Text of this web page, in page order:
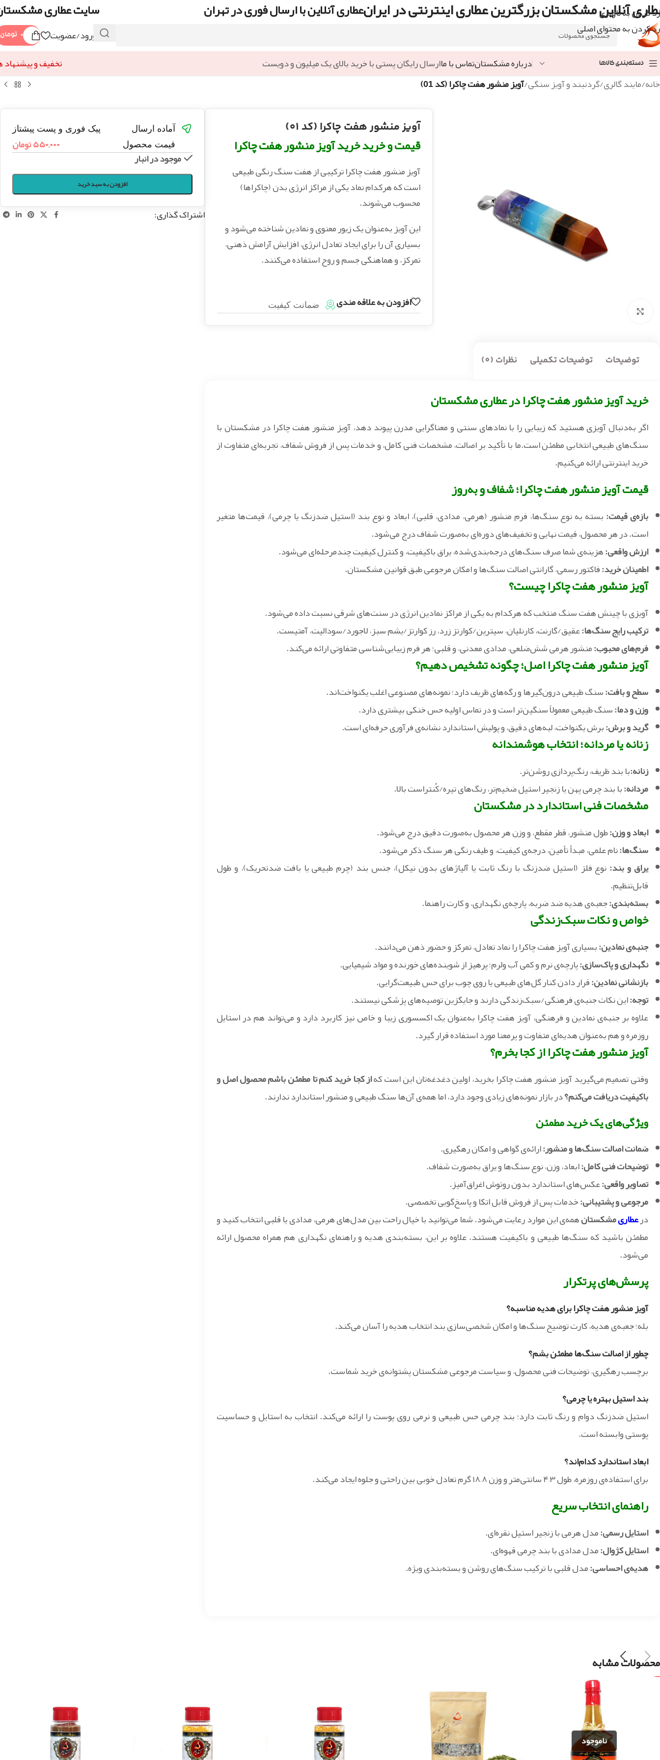
رد کردن به ناوبری
رد کردن به محتوای اصلی
آنلاین مشکستان بزرگترین عطاری اینترنتی در ایرانعطاری آنلاین با ارسال فوری در تهران سایت عطاری
ورود/عضویت ۰ تومان
دسته‌بندی کالاها درباره مشکستانتماس با ماارسال رایگان پستی با خرید بالای یک میلیون و دویست
تخفیف و پیشنهاد
خانه/مایند گالری/گردنبند و آویز سنگی/آویز منشور هفت چاکرا (کد 01)
آویز منشور هفت چاکرا (کد 01)
قیمت و خرید خرید آویز منشور هفت چاکرا
آویز منشور هفت چاکرا ترکیبی از هفت سنگ رنگی طبیعی
است که هرکدام نماد یکی از مراکز انرژی بدن (چاکراها)
محسوب می‌شوند.
این آویز به‌عنوان یک زیور معنوی و نمادین شناخته می‌شود و
بسیاری آن را برای ایجاد تعادل انرژی، افزایش آرامش ذهنی،
تمرکز، و هماهنگی جسم و روح استفاده می‌کنند.
افزودن به علاقه مندی ضمانت کیفیت
توضیحات توضیحات تکمیلی نظرات (0)
خرید آویز منشور هفت چاکرا در عطاری مشکستان
اگر به‌دنبال آویزی هستید که زیبایی را با نمادهای سنتی و معناگرایی مدرن پیوند دهد، آویز منشور هفت چاکرا در مشکستان با
سنگ‌های طبیعی انتخابی مطمئن است.ما با تأکید بر اصالت، مشخصات فنی کامل، و خدمات پس از فروش شفاف، تجربه‌ای متفاوت از
خرید اینترنتی ارائه می‌کنیم.
قیمت آویز منشور هفت چاکرا؛ شفاف و به‌روز
بازه‌ی قیمت:بسته به نوع سنگ‌ها، فرم منشور (هرمی، مدادی، قلبی)، ابعاد و نوع بند (استیل ضدزنگ یا چرمی)، قیمت‌ها متغیر
است. در هر محصول، قیمت نهایی و تخفیف‌های دوره‌ای به‌صورت شفاف درج می‌شود.
ارزش واقعی:هزینه‌ی شما صرف سنگ‌های درجه‌بندی‌شده، یراق باکیفیت، و کنترل کیفیت چندمرحله‌ای می‌شود.
اطمینان خرید:فاکتور رسمی، گارانتی اصالت سنگ‌ها و امکان مرجوعی طبق قوانین مشکستان.
آویز منشور هفت چاکرا چیست؟
آویزی با چینش هفت سنگ منتخب که هرکدام به یکی از مراکز نمادین انرژی در سنت‌های شرقی نسبت داده می‌شود.
ترکیب رایج سنگ‌ها:عقیق/گارنت، کارنلیان، سیترین/کوارتز زرد، رز کوارتز/یشم سبز، لاجورد/سودالیت، آمتیست.
فرم‌های محبوب:منشور هرمی شش‌ضلعی، مدادی معدنی، و قلبی؛ هر فرم زیبایی‌شناسی متفاوتی ارائه می‌کند.
آویز منشور هفت چاکرا اصل؛ چگونه تشخیص دهیم؟
سطح و بافت:سنگ طبیعی درون‌گیرها و رگه‌های ظریف دارد؛ نمونه‌های مصنوعی اغلب یکنواخت‌اند.
وزن و دما:سنگ طبیعی معمولاً سنگین‌تر است و در تماس اولیه حس خنکی بیشتری دارد.
گرید و برش:برش یکنواخت، لبه‌های دقیق، و پولیش استاندارد نشانه‌ی فرآوری حرفه‌ای است.
زنانه یا مردانه؛ انتخاب هوشمندانه
زنانه:با بند ظریف، رنگ‌پردازی روشن‌تر.
مردانه:با بند چرمی پهن یا زنجیر استیل ضخیم‌تر، رنگ‌های تیره/کُنتراست بالا.
مشخصات فنی استاندارد در مشکستان
ابعاد و وزن:طول منشور، قطر مقطع، و وزن هر محصول به‌صورت دقیق درج می‌شود.
سنگ‌ها:نام علمی، مبدأ تأمین، درجه‌ی کیفیت، و طیف رنگی هر سنگ ذکر می‌شود.
یراق و بند:نوع فلز (استیل ضدزنگ با رنگ ثابت یا آلیاژهای بدون نیکل)، جنس بند (چرم طبیعی یا بافت ضدتحریک)، و طول
قابل‌تنظیم.
بسته‌بندی:جعبه‌ی هدیه ضد ضربه، پارچه‌ی نگهداری، و کارت راهنما.
خواص و نکات سبک‌زندگی
جنبه‌ی نمادین:بسیاری آویز هفت چاکرا را نماد تعادل، تمرکز و حضور ذهن می‌دانند.
نگهداری و پاک‌سازی:پارچه‌ی نرم و کمی آب ولرم؛ پرهیز از شوینده‌های خورنده و مواد شیمیایی.
بازنشانی نمادین:قرار دادن کنار گل‌های طبیعی یا روی چوب برای حس طبیعت‌گرایی.
توجه:این نکات جنبه‌ی فرهنگی/سبک‌زندگی دارند و جایگزین توصیه‌های پزشکی نیستند.
علاوه بر جنبه‌ی نمادین و فرهنگی، آویز هفت چاکرا به‌عنوان یک اکسسوری زیبا و خاص نیز کاربرد دارد و می‌تواند هم در استایل
روزمره و هم به‌عنوان هدیه‌ای متفاوت و پرمعنا مورد استفاده قرار گیرد.
آویز منشور هفت چاکرا از کجا بخرم؟
وقتی تصمیم می‌گیرید آویز منشور هفت چاکرا بخرید، اولین دغدغه‌تان این است کهاز کجا خرید کنم تا مطمئن باشم محصول اصل و
باکیفیت دریافت می‌کنم؟در بازار نمونه‌های زیادی وجود دارد، اما همه‌ی آن‌ها سنگ طبیعی و منشور استاندارد ندارند.
ویژگی‌های یک خرید مطمئن
ضمانت اصالت سنگ‌ها و منشور:ارائه‌ی گواهی و امکان رهگیری.
توضیحات فنی کامل:ابعاد، وزن، نوع سنگ‌ها و یراق به‌صورت شفاف.
تصاویر واقعی:عکس‌های استاندارد بدون روتوش اغراق‌آمیز.
مرجوعی و پشتیبانی:خدمات پس از فروش قابل اتکا و پاسخ‌گویی تخصصی.
درعطاریمشکستانهمه‌ی این موارد رعایت می‌شود. شما می‌توانید با خیال راحت بین مدل‌های هرمی، مدادی یا قلبی انتخاب کنید و
مطمئن باشید که سنگ‌ها طبیعی و باکیفیت هستند. علاوه بر این، بسته‌بندی هدیه و راهنمای نگهداری هم همراه محصول ارائه
می‌شود.
پرسش‌های پرتکرار
آویز منشور هفت چاکرا برای هدیه مناسبه؟
بله؛ جعبه‌ی هدیه، کارت توضیح سنگ‌ها و امکان شخصی‌سازی بند انتخاب هدیه را آسان می‌کند.
چطور از اصالت سنگ‌ها مطمئن بشم؟
برچسب رهگیری، توضیحات فنی محصول، و سیاست مرجوعی مشکستان پشتوانه‌ی خرید شماست.
بند استیل بهتره یا چرمی؟
استیل ضدزنگ دوام و رنگ ثابت دارد؛ بند چرمی حس طبیعی و نرمی روی پوست را ارائه می‌کند. انتخاب به استایل و حساسیت
پوستی وابسته است.
ابعاد استاندارد کدام‌اند؟
برای استفاده‌ی روزمره، طول ۳–۴ سانتی‌متر و وزن ۸–۱۸ گرم تعادل خوبی بین راحتی و جلوه ایجاد می‌کند.
راهنمای انتخاب سریع
استایل رسمی:مدل هرمی با زنجیر استیل نقره‌ای.
استایل کژوال:مدل مدادی با بند چرمی قهوه‌ای.
هدیه‌ی احساسی:مدل قلبی با ترکیب سنگ‌های روشن و بسته‌بندی ویژه.
آماده ارسال
پیک فوری و پست پیشتاز
قیمت محصول
۵۵۰,۰۰۰تومان
موجود در انبار
افزودن به سبد خرید
اشتراک گذاری:
محصولات مشابه